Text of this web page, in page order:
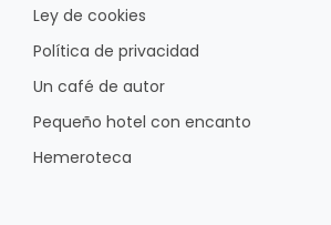
Ley de cookies
Política de privacidad
Un café de autor
Pequeño hotel con encanto
Hemeroteca